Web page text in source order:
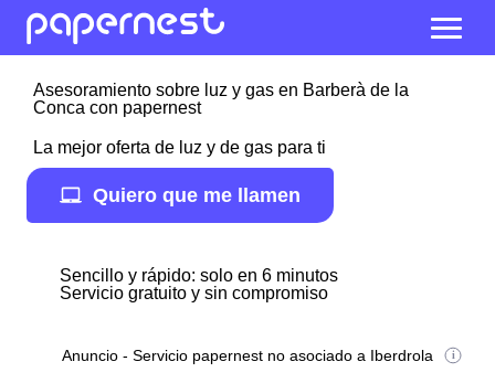
Asesoramiento sobre luz y gas en Barberà de la
Conca con papernest
La mejor oferta de luz y de gas para ti
Quiero que me llamen
Sencillo y rápido: solo en 6 minutos
Servicio gratuito y sin compromiso
Anuncio - Servicio papernest no asociado a Iberdrola